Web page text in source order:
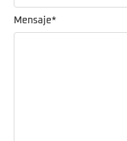
Mensaje*